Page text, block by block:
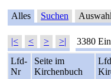
Alles Suchen Auswahl
|< < > >| 3380
Lfd-
Nr
Seite im
Kirchenbuch